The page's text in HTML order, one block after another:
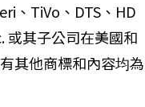
、TiVo、DTS、HD
或其子公司在美國和
其他商標和內容均為